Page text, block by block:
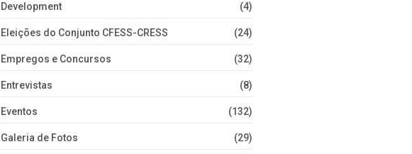
Development (4)
Eleições do Conjunto CFESS-CRESS (24)
Empregos e Concursos (32)
Entrevistas (8)
Eventos (132)
Galeria de Fotos (29)